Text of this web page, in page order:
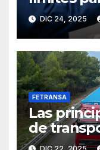
módulos
DIC 24, 2025
FETRANSA
Las
de
critican